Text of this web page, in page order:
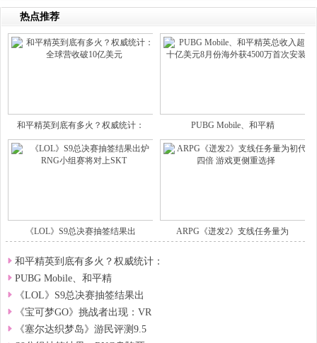
热点推荐
和平精英到底有多火？权威统计： PUBG Mobile、和平精
《LOL》S9总决赛抽签结果出 ARPG《迸发2》支线任务量为
和平精英到底有多火？权威统计：
PUBG Mobile、和平精
《LOL》S9总决赛抽签结果出
《宝可梦GO》挑战者出现：VR
《塞尔达织梦岛》游民评测9.5